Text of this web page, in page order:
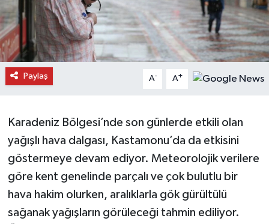
Paylaş A- A+
Karadeniz Bölgesi’nde son günlerde etkili olan
yağışlı hava dalgası, Kastamonu’da da etkisini
göstermeye devam ediyor. Meteorolojik verilere
göre kent genelinde parçalı ve çok bulutlu bir
hava hakim olurken, aralıklarla gök gürültülü
sağanak yağışların görüleceği tahmin ediliyor.
Doğanyurt Haberleri
Hanönü Haberleri
İhsangazi Haberleri
Küre Haberleri
Merkez Haberleri
Pınarbaşı Haberleri